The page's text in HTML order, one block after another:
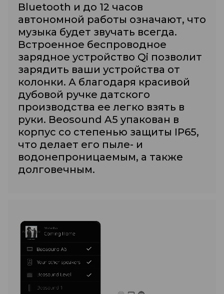
Bluetooth и до 12 часов
автономной работы означают, что
музыка будет звучать всегда.
Встроенное беспроводное
зарядное устройство Qi позволит
зарядить ваши устройства от
колонки. А благодаря красивой
дубовой ручке датского
производства ее легко взять в
руки. Beosound A5 упакован в
корпус со степенью защиты IP65,
что делает его пыле- и
водонепроницаемым, а также
долговечным.